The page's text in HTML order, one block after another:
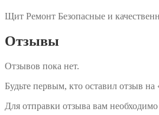
Щит Ремонт Безопасные и
Отзывы
Отзывов пока нет.
Будьте первым, кто оставил отзыв
Для отправки отзыва вам необходимо